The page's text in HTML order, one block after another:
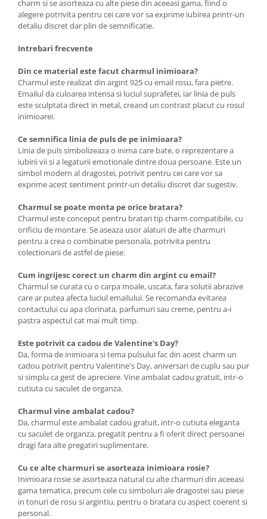
charm si se asorteaza cu alte piese din aceeasi gama, fiind o
alegere potrivita pentru cei care vor sa exprime iubirea printr-un
detaliu discret dar plin de semnificatie.
Intrebari frecvente
Din ce material este facut charmul inimioara?
Charmul este realizat din argint 925 cu email rosu, fara pietre.
Emailul da culoarea intensa si luciul suprafetei, iar linia de puls
este sculptata direct in metal, creand un contrast placut cu rosul
inimioarei.
Ce semnifica linia de puls de pe inimioara?
Linia de puls simbolizeaza o inima care bate, o reprezentare a
iubirii vii si a legaturii emotionale dintre doua persoane. Este un
simbol modern al dragostei, potrivit pentru cei care vor sa
exprime acest sentiment printr-un detaliu discret dar sugestiv.
Charmul se poate monta pe orice bratara?
Charmul este conceput pentru bratari tip charm compatibile, cu
orificiu de montare. Se aseaza usor alaturi de alte charmuri
pentru a crea o combinatie personala, potrivita pentru
colectionarii de astfel de piese.
Cum ingrijesc corect un charm din argint cu email?
Charmul se curata cu o carpa moale, uscata, fara solutii abrazive
care ar putea afecta luciul emailului. Se recomanda evitarea
contactului cu apa clorinata, parfumuri sau creme, pentru a-i
pastra aspectul cat mai mult timp.
Este potrivit ca cadou de Valentine's Day?
Da, forma de inimioara si tema pulsului fac din acest charm un
cadou potrivit pentru Valentine's Day, aniversari de cuplu sau pur
si simplu ca gest de apreciere. Vine ambalat cadou gratuit, intr-o
cutiuta cu saculet de organza.
Charmul vine ambalat cadou?
Da, charmul este ambalat cadou gratuit, intr-o cutiuta eleganta
cu saculet de organza, pregatit pentru a fi oferit direct persoanei
dragi fara alte pregatiri suplimentare.
Cu ce alte charmuri se asorteaza inimioara rosie?
Inimioara rosie se asorteaza natural cu alte charmuri din aceeasi
gama tematica, precum cele cu simboluri ale dragostei sau piese
in tonuri de rosu si argintiu, pentru o bratara cu aspect coerent si
personal.